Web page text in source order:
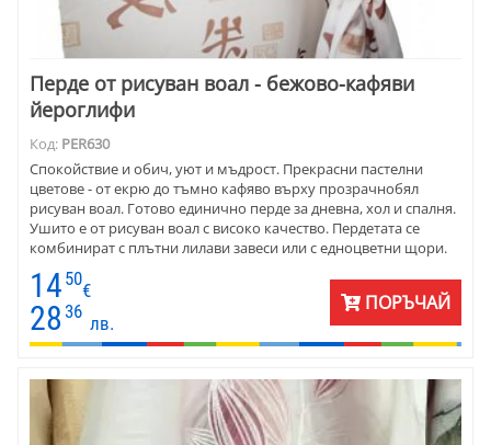
Перде от рисуван воал - бежово-кафяви
йероглифи
Код: PER630
Спокойствие и обич, уют и мъдрост. Прекрасни пастелни
цветове - от екрю до тъмно кафяво върху прозрачнобял
рисуван воал. Готово единично перде за дневна, хол и спалня.
Ушито е от рисуван воал с високо качество. Пердетата се
комбинират с плътни лилави завеси или с едноцветни щори.
14 50
€
28 36
лв.
ПОРЪЧАЙ